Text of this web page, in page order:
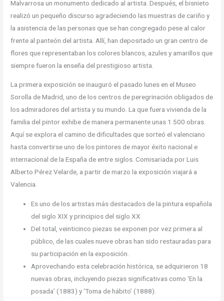
Malvarrosa un monumento dedicado al artista. Después, el bisnieto
realizó un pequeño discurso agradeciendo las muestras de cariño y
la asistencia de las personas que se han congregado pese al calor
frente al panteón del artista. Allí, han depositado un gran centro de
flores que representaban los colores blancos, azules y amarillos que
siempre fueron la enseña del prestigioso artista.
La primera exposición se inauguró el pasado lunes en el Museo
Sorolla de Madrid, uno de los centros de peregrinación obligados de
los admiradores del artista y su mundo. La que fuera vivienda de la
familia del pintor exhibe de manera permanente unas 1.500 obras.
Aquí se explora el camino de dificultades que sorteó el valenciano
hasta convertirse uno de los pintores de mayor éxito nacional e
internacional de la España de entre siglos. Comisariada por Luis
Alberto Pérez Velarde, a partir de marzo la exposición viajará a
Valencia.
Es uno de los artistas más destacados de la pintura española
del siglo XIX y principios del siglo XX.
Del total, veinticinco piezas se exponen por vez primera al
público, de las cuales nueve obras han sido restauradas para
su participación en la exposición.
Aprovechando esta celebración histórica, se adquirieron 18
nuevas obras, incluyendo piezas significativas como ‘En la
posada’ (1883) y ‘Toma de hábito’ (1888).